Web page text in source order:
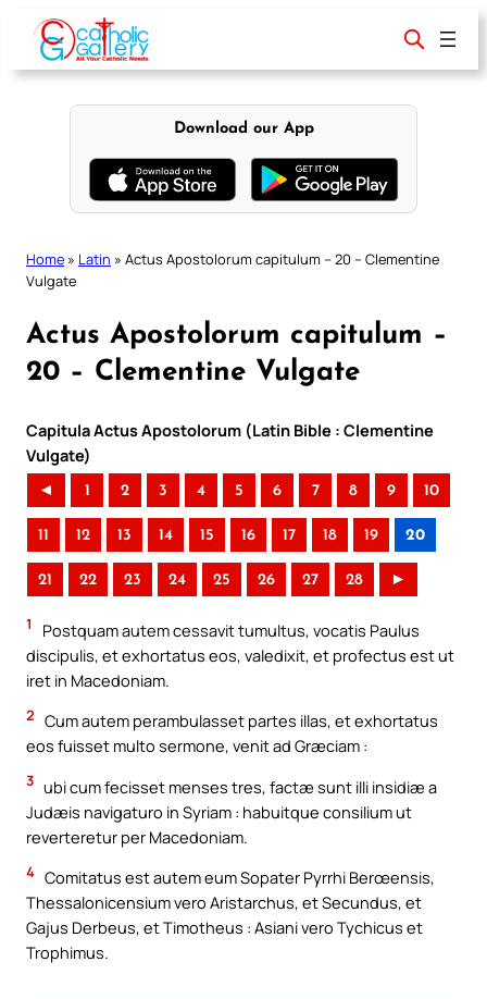
content
Download our App
Home » Latin » Actus Apostolorum capitulum – 20 – Clementine
Vulgate
Actus Apostolorum capitulum –
20 – Clementine Vulgate
Capitula Actus Apostolorum (Latin Bible : Clementine
Vulgate)
◄ 1 2 3 4 5 6 7 8 9 10
11 12 13 14 15 16 17 18 19 20
21 22 23 24 25 26 27 28 ►
1
Postquam autem cessavit tumultus, vocatis Paulus
discipulis, et exhortatus eos, valedixit, et profectus est ut
iret in Macedoniam.
2 Cum autem perambulasset partes illas, et exhortatus
eos fuisset multo sermone, venit ad Græciam :
3 ubi cum fecisset menses tres, factæ sunt illi insidiæ a
Judæis navigaturo in Syriam : habuitque consilium ut
reverteretur per Macedoniam.
4 Comitatus est autem eum Sopater Pyrrhi Berœensis,
Thessalonicensium vero Aristarchus, et Secundus, et
Gajus Derbeus, et Timotheus : Asiani vero Tychicus et
Trophimus.